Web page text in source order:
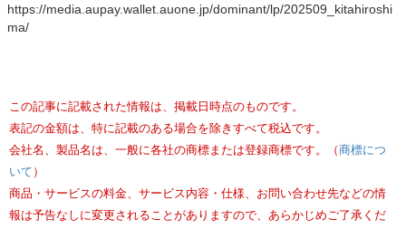
https://media.aupay.wallet.auone.jp/dominant/lp/202509_kitahiroshi
ma/
この記事に記載された情報は、掲載日時点のものです。
表記の金額は、特に記載のある場合を除きすべて税込です。
会社名、製品名は、一般に各社の商標または登録商標です。（ 商標につ
いて ）
商品・サービスの料金、サービス内容・仕様、お問い合わせ先などの情
報は予告なしに変更されることがありますので、あらかじめご了承くだ